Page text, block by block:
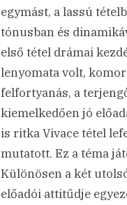
egymást, a lassú
tónusban és
első tétel drámai
lenyomata volt,
felfortyanás, a
kiemelkedően jó
is ritka Vivace tétel
mutatott. Ez a téma
Különösen a két
előadói attitűdje